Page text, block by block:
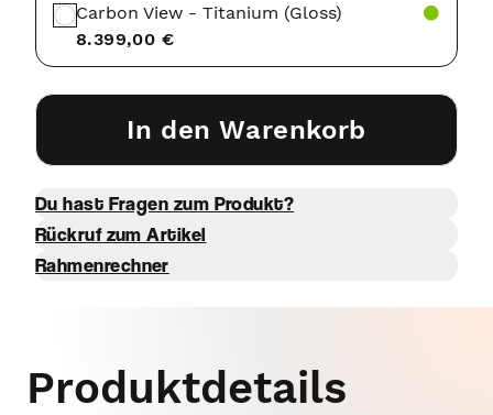
Carbon View - Titanium (Gloss)
8.399,00 €
In den Warenkorb
Du hast Fragen zum Produkt?
Rückruf zum Artikel
Rahmenrechner
Produktdetails